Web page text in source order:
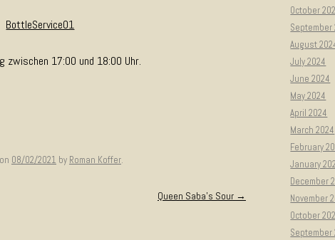
BottleService01
zwischen 17:00 und 18:00 Uhr.
on 08/02/2021 by Roman Koffer.
Queen Saba’s Sour →
October
September
August
July 2024
June 2024
May 2024
April 2024
March 2024
February
January
December
November
October
September